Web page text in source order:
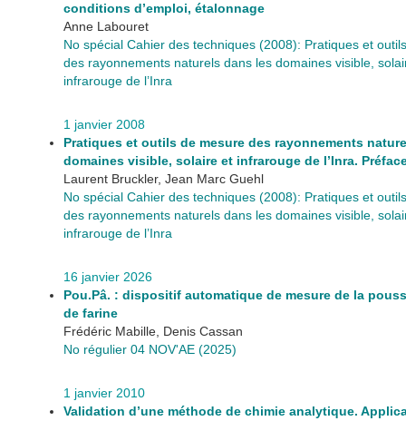
conditions d’emploi, étalonnage
Anne Labouret
No spécial Cahier des techniques (2008): Pratiques et
des rayonnements naturels dans les domaines visible,
infrarouge de l’Inra
1 janvier 2008
Pratiques et outils de mesure des rayonnements
domaines visible, solaire et infrarouge de l’Inra.
Laurent Bruckler, Jean Marc Guehl
No spécial Cahier des techniques (2008): Pratiques et
des rayonnements naturels dans les domaines visible,
infrarouge de l’Inra
16 janvier 2026
Pou.Pâ. : dispositif automatique de mesure de la
de farine
Frédéric Mabille, Denis Cassan
No régulier 04 NOV'AE (2025)
1 janvier 2010
Validation d’une méthode de chimie analytique.